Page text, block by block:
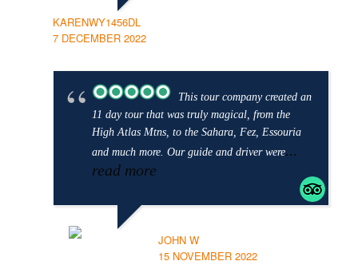
KARENWY1456DL
7 DECEMBER 2022
This tour company created an
11 day tour that was truly magical, from the
High Atlas Mtns, to the Sahara, Fez, Essouria
and much more. Our guide and driver were...
read more
JOHN W
15 NOVEMBER 2022